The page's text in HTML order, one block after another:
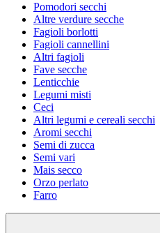
Pomodori secchi
Altre verdure secche
Fagioli borlotti
Fagioli cannellini
Altri fagioli
Fave secche
Lenticchie
Legumi misti
Ceci
Altri legumi e cereali secchi
Aromi secchi
Semi di zucca
Semi vari
Mais secco
Orzo perlato
Farro